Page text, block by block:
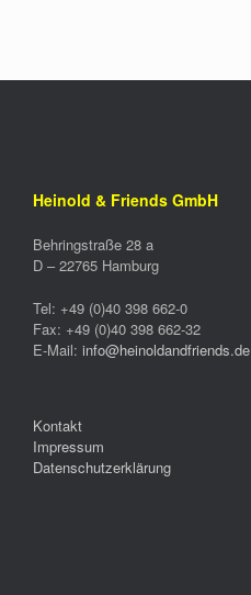
Heinold & Friends GmbH
Behringstraße 28 a
D –22765 Hamburg
Tel: +49 (0)40 398 662-0
Fax: +49 (0)40 398 662-32
E-Mail: info@heinoldandfriends.de
Kontakt
Impressum
Datenschutzerklärung